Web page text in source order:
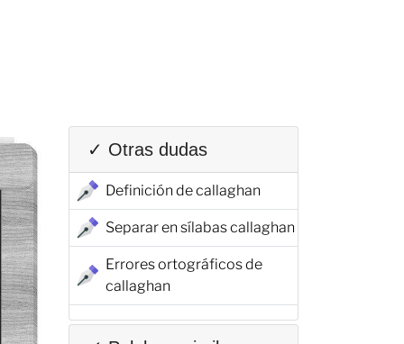
✓ Otras dudas
Definición de callaghan
Separar en sílabas callaghan
Errores ortográficos de
callaghan